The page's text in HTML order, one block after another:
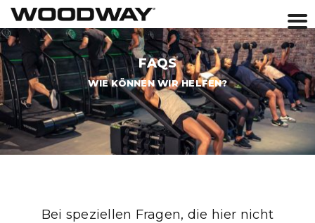
Skip
to
content
FAQS
WIE KÖNNEN WIR HELFEN?
Bei speziellen Fragen, die hier nicht